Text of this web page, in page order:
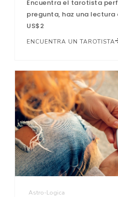
Encuentra el tarotista
pregunta, haz una
US$2
ENCUENTRA UN TAROTISTA
Astro-Logica